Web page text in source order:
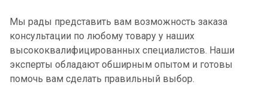
Мы рады представить вам возможность заказа
консультации по любому товару у наших
высококвалифицированных специалистов. Наши
эксперты обладают обширным опытом и готовы
помочь вам сделать правильный выбор.